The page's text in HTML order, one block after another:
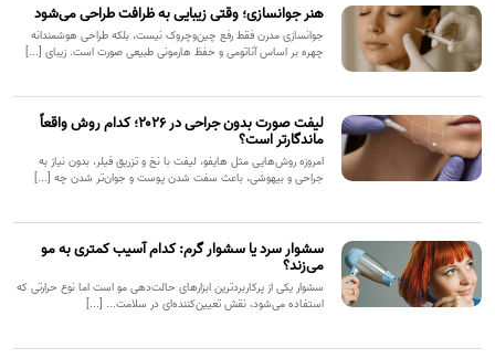
هنر جوانسازی؛ وقتی زیبایی به ظرافت طراحی می‌شود
جوانسازی مدرن فقط رفع چین‌وچروک نیست، بلکه طراحی هوشمندانه
چهره بر اساس آناتومی و حفظ هارمونی طبیعی صورت است. زیبای [...]
لیفت صورت بدون جراحی در ۲۰۲۶؛ کدام روش واقعاً
ماندگارتر است؟
امروزه روش‌هایی مثل هایفو، لیفت با نخ و تزریق فیلر، بدون نیاز به
جراحی و بیهوشی، باعث سفت شدن پوست و جوان‌تر شدن چه [...]
سشوار سرد یا سشوار گرم: کدام آسیب کمتری به مو
می‌زند؟
سشوار یکی از پرکاربردترین ابزارهای حالت‌دهی مو است اما نوع حرارتی که
استفاده می‌شود، نقش تعیین‌کننده‌ای در سلامت... [...]